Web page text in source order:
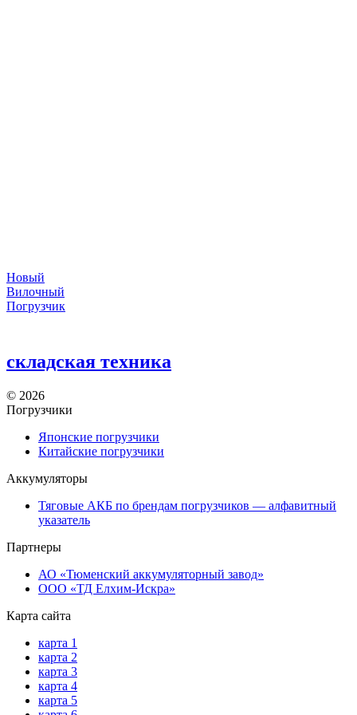
Новый
Вилочный
Погрузчик
складская техника
© 2026
Погрузчики
Японские погрузчики
Китайские погрузчики
Аккумуляторы
Тяговые АКБ по брендам погрузчиков — алфавитный
указатель
Партнеры
АО «Тюменский аккумуляторный завод»
ООО «ТД Елхим-Искра»
Карта сайта
карта 1
карта 2
карта 3
карта 4
карта 5